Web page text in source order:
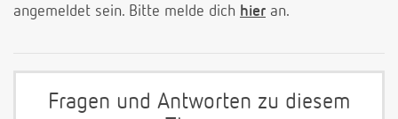
angemeldet sein. Bitte melde dich hier an.
Fragen und Antworten zu diesem